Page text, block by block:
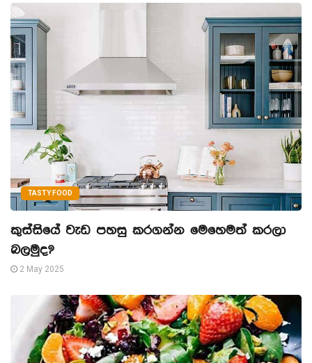
TASTY FOOD
කුස්සියේ වැඩ පහසු කරගන්න මෙහෙමත් කරලා
බලමුද?
2 May 2025